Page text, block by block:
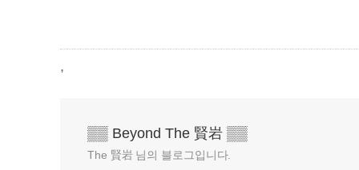
,
▒▒ Beyond The 賢岩 ▒▒
The 賢岩 님의 블로그입니다.